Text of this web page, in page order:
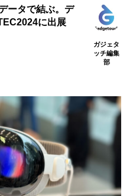
ータで結ぶ。デ
に出展
ガジェタ
ッチ編集
部